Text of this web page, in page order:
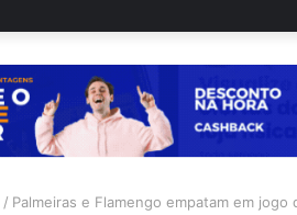
/ Palmeiras e Flamengo empatam em